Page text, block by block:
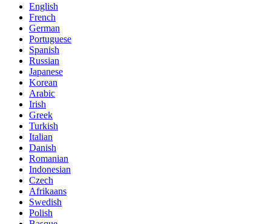
English
French
German
Portuguese
Spanish
Russian
Japanese
Korean
Arabic
Irish
Greek
Turkish
Italian
Danish
Romanian
Indonesian
Czech
Afrikaans
Swedish
Polish